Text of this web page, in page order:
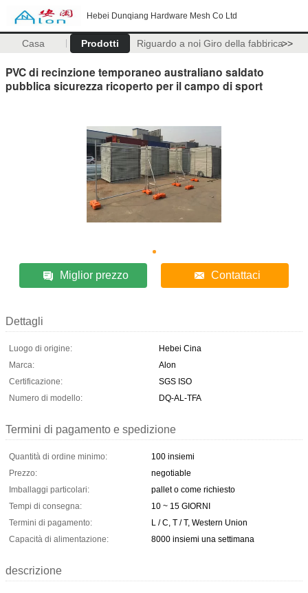
Hebei Dunqiang Hardware Mesh Co Ltd
Casa Prodotti Riguardo a noi Giro della fabbrica>>
PVC di recinzione temporaneo australiano saldato
pubblica sicurezza ricoperto per il campo di sport
Miglior prezzo Contattaci
Dettagli
Luogo di origine:
Hebei Cina
Marca:
Alon
Certificazione:
SGS ISO
Numero di modello:
DQ-AL-TFA
Termini di pagamento e spedizione
Quantità di ordine minimo:
100 insiemi
Prezzo:
negotiable
Imballaggi particolari:
pallet o come richiesto
Tempi di consegna:
10 ~ 15 GIORNI
Termini di pagamento:
L / C, T / T, Western Union
Capacità di alimentazione:
8000 insiemi una settimana
descrizione